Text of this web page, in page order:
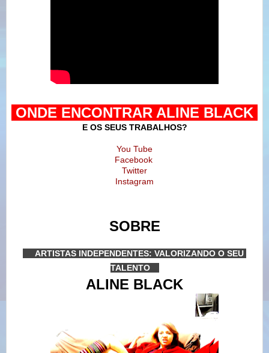
ONDE ENCONTRAR ALINE BLACK
E OS SEUS TRABALHOS?
You Tube
Facebook
Twitter
Instagram
SOBRE
ARTISTAS INDEPENDENTES: VALORIZANDO O SEU
TALENTO---
ALINE BLACK